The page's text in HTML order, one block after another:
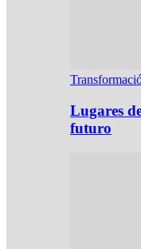
Lugares
futuro